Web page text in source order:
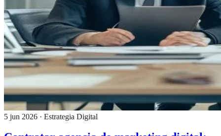
5 jun 2026 · Estrategia Digital